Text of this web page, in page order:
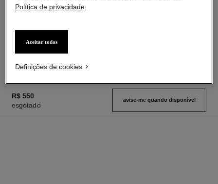
O Primer Excepcional : Hidrata
e Ilumina
R$ 550
esgotado
avise-me quando disponível
Política de privacidade
Aceitar todos
Definições de cookies